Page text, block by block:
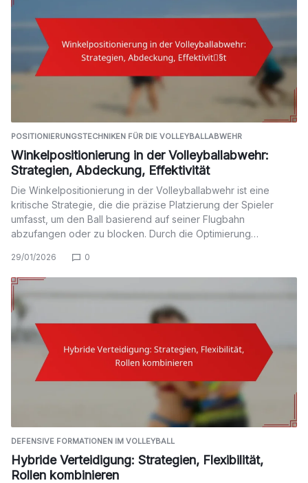
POSITIONIERUNGSTECHNIKEN FÜR DIE VOLLEYBALLABWEHR
Winkelpositionierung in der Volleyballabwehr:
Strategien, Abdeckung, Effektivität
Die Winkelpositionierung in der Volleyballabwehr ist eine
kritische Strategie, die die präzise Platzierung der Spieler
umfasst, um den Ball basierend auf seiner Flugbahn
abzufangen oder zu blocken. Durch die Optimierung…
29/01/2026 0
DEFENSIVE FORMATIONEN IM VOLLEYBALL
Hybride Verteidigung: Strategien, Flexibilität,
Rollen kombinieren